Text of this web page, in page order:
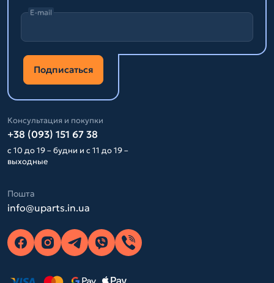
E-mail
Подписаться
Консультация и покупки
+38 (093) 151 67 38
с 10 до 19 – будни и с 11 до 19 –
выходные
Пошта
info@uparts.in.ua